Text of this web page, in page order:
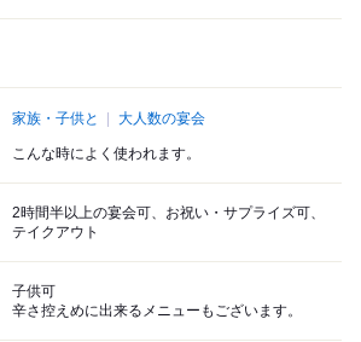
家族・子供と 大人数の宴会
こんな時によく使われます。
2時間半以上の宴会可、お祝い・サプライズ可、
テイクアウト
子供可
辛さ控えめに出来るメニューもございます。